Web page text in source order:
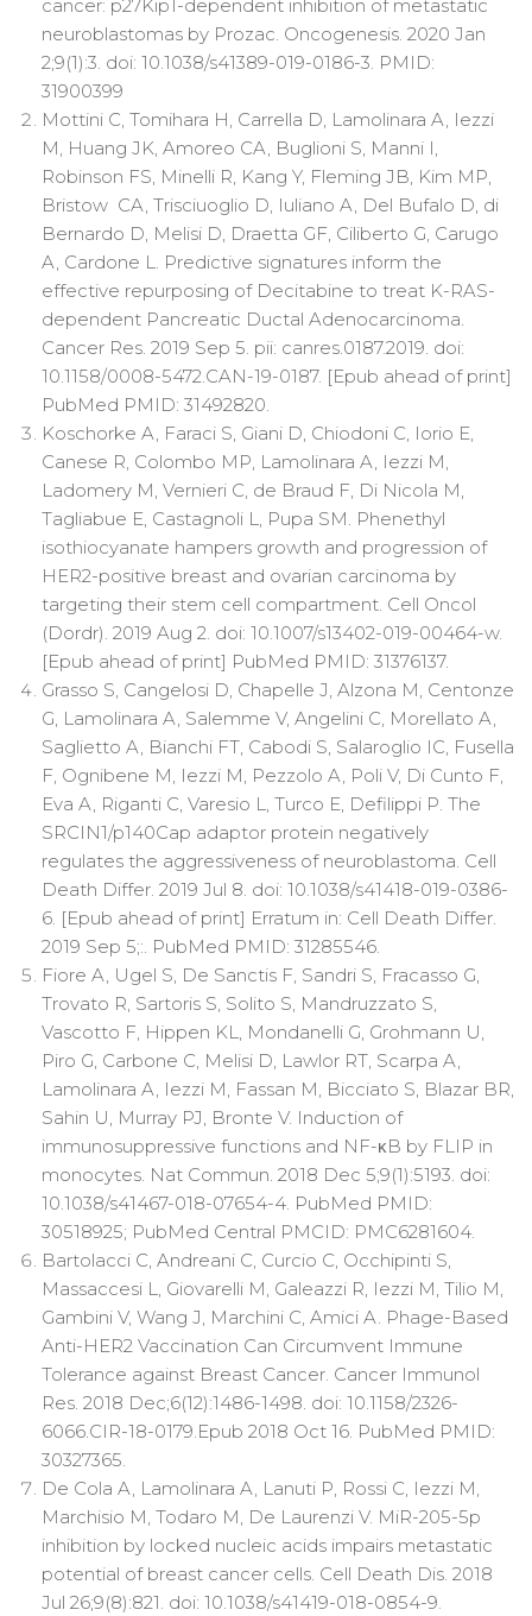
cancer: p27Kip1-dependent inhibition of metastatic
neuroblastomas by Prozac. Oncogenesis. 2020 Jan
2;9(1):3. doi: 10.1038/s41389-019-0186-3. PMID:
31900399
Mottini C, Tomihara H, Carrella D, Lamolinara A, Iezzi
M, Huang JK, Amoreo CA, Buglioni S, Manni I,
Robinson FS, Minelli R, Kang Y, Fleming JB, Kim MP,
Bristow CA, Trisciuoglio D, Iuliano A, Del Bufalo D, di
Bernardo D, Melisi D, Draetta GF, Ciliberto G, Carugo
A, Cardone L. Predictive signatures inform the
effective repurposing of Decitabine to treat K-RAS-
dependent Pancreatic Ductal Adenocarcinoma.
Cancer Res. 2019 Sep 5. pii: canres.0187.2019. doi:
10.1158/0008-5472.CAN-19-0187. [Epub ahead of print]
PubMed PMID: 31492820.
Koschorke A, Faraci S, Giani D, Chiodoni C, Iorio E,
Canese R, Colombo MP, Lamolinara A, Iezzi M,
Ladomery M, Vernieri C, de Braud F, Di Nicola M,
Tagliabue E, Castagnoli L, Pupa SM. Phenethyl
isothiocyanate hampers growth and progression of
HER2-positive breast and ovarian carcinoma by
targeting their stem cell compartment. Cell Oncol
(Dordr). 2019 Aug 2. doi: 10.1007/s13402-019-00464-w.
[Epub ahead of print] PubMed PMID: 31376137.
Grasso S, Cangelosi D, Chapelle J, Alzona M, Centonze
G, Lamolinara A, Salemme V, Angelini C, Morellato A,
Saglietto A, Bianchi FT, Cabodi S, Salaroglio IC, Fusella
F, Ognibene M, Iezzi M, Pezzolo A, Poli V, Di Cunto F,
Eva A, Riganti C, Varesio L, Turco E, Defilippi P. The
SRCIN1/p140Cap adaptor protein negatively
regulates the aggressiveness of neuroblastoma. Cell
Death Differ. 2019 Jul 8. doi: 10.1038/s41418-019-0386-
6. [Epub ahead of print] Erratum in: Cell Death Differ.
2019 Sep 5;:. PubMed PMID: 31285546.
Fiore A, Ugel S, De Sanctis F, Sandri S, Fracasso G,
Trovato R, Sartoris S, Solito S, Mandruzzato S,
Vascotto F, Hippen KL, Mondanelli G, Grohmann U,
Piro G, Carbone C, Melisi D, Lawlor RT, Scarpa A,
Lamolinara A, Iezzi M, Fassan M, Bicciato S, Blazar BR,
Sahin U, Murray PJ, Bronte V. Induction of
immunosuppressive functions and NF-κB by FLIP in
monocytes. Nat Commun. 2018 Dec 5;9(1):5193. doi:
10.1038/s41467-018-07654-4. PubMed PMID:
30518925; PubMed Central PMCID: PMC6281604.
Bartolacci C, Andreani C, Curcio C, Occhipinti S,
Massaccesi L, Giovarelli M, Galeazzi R, Iezzi M, Tilio M,
Gambini V, Wang J, Marchini C, Amici A. Phage-Based
Anti-HER2 Vaccination Can Circumvent Immune
Tolerance against Breast Cancer. Cancer Immunol
Res. 2018 Dec;6(12):1486-1498. doi: 10.1158/2326-
6066.CIR-18-0179.Epub 2018 Oct 16. PubMed PMID:
30327365.
De Cola A, Lamolinara A, Lanuti P, Rossi C, Iezzi M,
Marchisio M, Todaro M, De Laurenzi V. MiR-205-5p
inhibition by locked nucleic acids impairs metastatic
potential of breast cancer cells. Cell Death Dis. 2018
Jul 26;9(8):821. doi: 10.1038/s41419-018-0854-9.